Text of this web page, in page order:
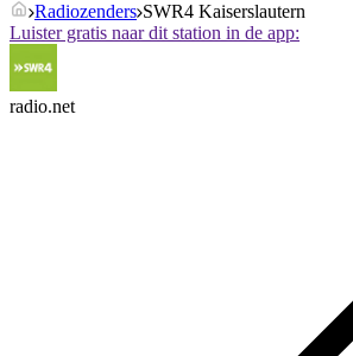
Radiozenders SWR4 Kaiserslautern
Luister gratis naar dit station in de app:
radio.net